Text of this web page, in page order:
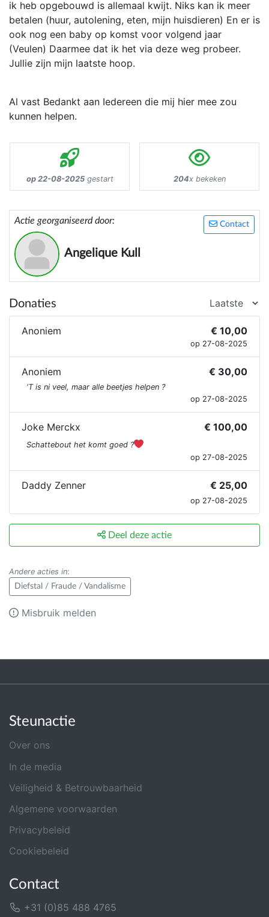
ik heb opgebouwd is allemaal kwijt. Niks kan ik meer
betalen (huur, autolening, eten, mijn huisdieren) En er is
ook nog een baby op komst voor volgend jaar
(Veulen) Daarmee dat ik het via deze weg probeer.
Jullie zijn mijn laatste hoop.
Al vast Bedankt aan Iedereen die mij hier mee zou
kunnen helpen.
op 22-08-2025gestart 204x bekeken
Contact
Actie georganiseerd door:
Angelique Kull
Donaties
Anoniem € 10,00
op 27-08-2025
Anoniem € 30,00
‘T is ni veel, maar alle beetjes helpen ?
op 27-08-2025
Joke Merckx € 100,00
Schattebout het komt goed ?
op 27-08-2025
Daddy Zenner € 25,00
op 27-08-2025
Deel deze actie
Andere acties in:
Diefstal / Fraude / Vandalisme
Misbruik melden
Steunactie
Over ons
In de media
Veiligheid & Betrouwbaarheid
Algemene voorwaarden
Privacybeleid
Cookiebeleid
Contact
+31 (0)85 488 4765